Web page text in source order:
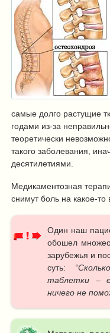
самые долго растущие
годами из-за
теоретически
такого заболевания,
десятилетиями.
Медикаментозная
снимут боль на какое-
Один наш
обошел
зарубежья и
суть:
таблетки –
ничего не